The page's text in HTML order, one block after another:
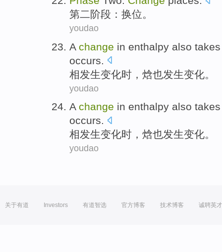
第二阶段 ：换位。
youdao
A change in enthalpy also
occurs
相发生变化时， 焓也发生变化。
youdao
A change in enthalpy also
occurs.
相发生变化时， 焓也发生变化。
youdao
关于有道 Investors 有道智选 官方博客 技术博客 诚聘英才